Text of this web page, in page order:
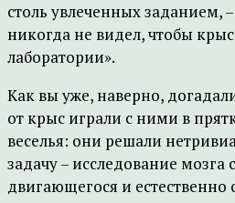
столь увлеченных заданием,
никогда не видел, чтобы
лаборатории».
Как вы уже, наверно,
от крыс играли с ними в
веселья: они решали
задачу – исследование мозга
двигающегося и естественно